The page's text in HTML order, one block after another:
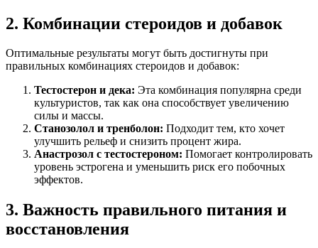
2. Комбинации стероидов и добавок
Оптимальные результаты могут быть достигнуты при
правильных комбинациях стероидов и добавок:
Тестостерон и дека: Эта комбинация популярна среди
культуристов, так как она способствует увеличению
силы и массы.
Станозолол и тренболон: Подходит тем, кто хочет
улучшить рельеф и снизить процент жира.
Анастрозол с тестостероном: Помогает контролировать
уровень эстрогена и уменьшить риск его побочных
эффектов.
3. Важность правильного питания и
восстановления